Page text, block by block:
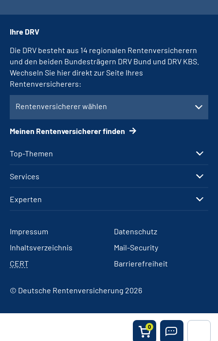
0
Top-Themen
Services
Experten
Ihre DRV
Die DRV besteht aus 14 regionalen Rentenversicherern
und den beiden Bundesträgern DRV Bund und DRV KBS.
Wechseln Sie hier direkt zur Seite Ihres
Rentenversicherers:
Rentenversicherer wählen
Meinen Rentenversicherer finden
Impressum
Datenschutz
Inhaltsverzeichnis
Mail-Security
CERT
Barrierefreiheit
© Deutsche Rentenversicherung 2026